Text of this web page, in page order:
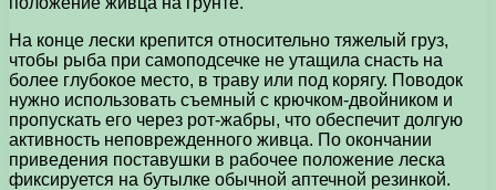
На конце лески крепится относительно тяжелый груз,
чтобы рыба при самоподсечке не утащила снасть на
более глубокое место, в траву или под корягу. Поводок
нужно использовать съемный с крючком-двойником и
пропускать его через рот-жабры, что обеспечит долгую
активность неповрежденного живца. По окончании
приведения поставушки в рабочее положение леска
фиксируется на бутылке обычной аптечной резинкой.